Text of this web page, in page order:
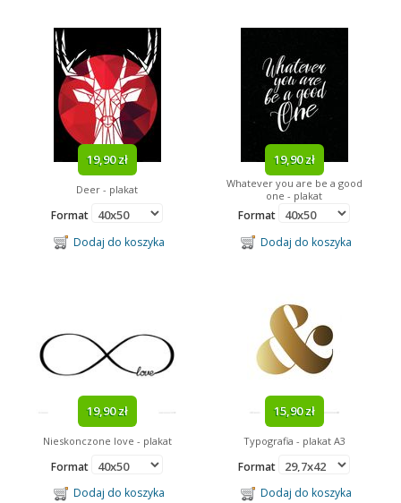
19,90 zł
Deer - plakat
Format
Dodaj do koszyka
19,90 zł
Whatever you are be a good
one - plakat
Format
Dodaj do koszyka
19,90 zł
Nieskonczone love - plakat
Format
Dodaj do koszyka
15,90 zł
Typografia - plakat A3
Format
Dodaj do koszyka